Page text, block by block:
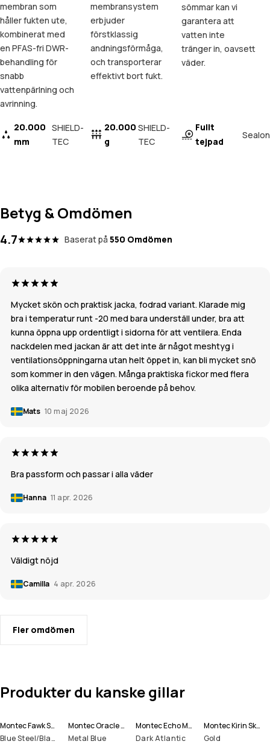
membran som
håller fukten ute,
kombinerat med
en PFAS-fri DWR-
behandling för
snabb
vattenpärlning och
avrinning.
20.000
mm
SHIELD-
TEC
membransystem
erbjuder
förstklassig
andningsförmåga,
och transporterar
effektivt bort fukt.
20.000
g
SHIELD-
TEC
sömmar kan vi
garantera att
vatten inte
tränger in, oavsett
väder.
Fullt
tejpad
Sealon
Betyg & Omdömen
4.7 Baserat på 550 Omdömen
Mycket skön och praktisk jacka, fodrad variant. Klarade mig
bra i temperatur runt -20 med bara underställ under, bra att
kunna öppna upp ordentligt i sidorna för att ventilera. Enda
nackdelen med jackan är att det inte är något meshtyg i
ventilationsöppningarna utan helt öppet in, kan bli mycket snö
som kommer in den vägen. Många praktiska fickor med flera
olika alternativ för mobilen beroende på behov.
Mats 10 maj 2026
Bra passform och passar i alla väder
Hanna 11 apr. 2026
Väldigt nöjd
Camilla 4 apr. 2026
Fler omdömen
Produkter du kanske gillar
Montec Fawk Snowboardjacka Man
Blue Steel/Black
Montec Oracle Skidjacka Man
Metal Blue
Montec Echo Mössa
Dark Atlantic
Montec Kirin Skidbyxa Man
Gold